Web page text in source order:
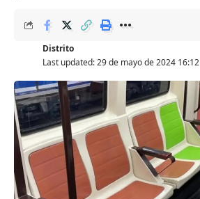
Last updated: 29 de mayo de 2024 16:12
Distrito